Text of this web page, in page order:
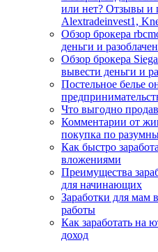
или нет? Отзывы и
Alextradeinvest1,
Обзор брокера
деньги и
Обзор брокера
вывести деньги и
Постельное белье
Что выгодно
Комментарии от
покупка по
Как быстро
вложениями
Преимущества
для начинающих
Заработки для мам
работы
Как заработать на
доход